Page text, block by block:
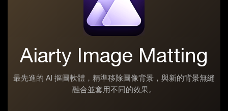
Aiarty Image Matting
最先進的 AI 摳圖軟體，精準移除圖像背景，與新的背景無縫
融合並套用不同的效果。